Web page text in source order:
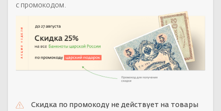
с промокодом.
Скидка по промокоду не действует на товары